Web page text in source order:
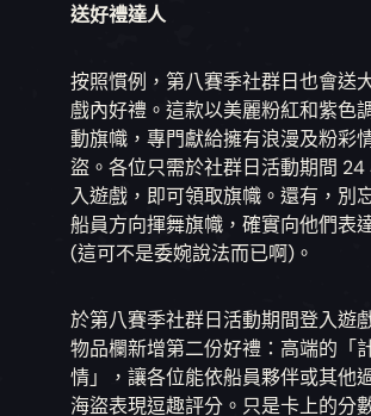
送好禮達人
按照慣例，第八賽季社群日也會送
戲內好禮。這款以美麗粉紅和紫色
動旗幟，專門獻給擁有浪漫及粉彩
盜。各位只需於社群日活動期間 24
入遊戲，即可領取旗幟。還有，別
船員方向揮舞旗幟，確實向他們表
(這可不是委婉說法而已啊)。
於第八賽季社群日活動期間登入遊
物品欄新增第二份好禮：高端的「
情」，讓各位能依船員夥伴或其他
海盜表現逗趣評分。只是卡上的分